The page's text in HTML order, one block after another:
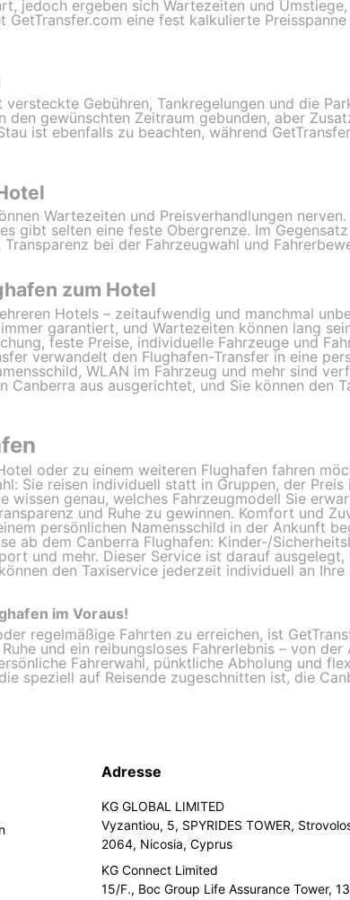
jedoch ergeben sich Wartezeiten und
eine fest kalkulierte
Gebühren, Tankregelungen und die
den gewünschten Zeitraum gebunden, aber
ist ebenfalls zu beachten, während
Wartezeiten und Preisverhandlungen
gibt selten eine feste Obergrenze. Im
bei der Fahrzeugwahl und
zum Hotel
Hotels – zeitaufwendig und manchmal
garantiert, und Wartezeiten können lang
feste Preise, individuelle Fahrzeuge und
verwandelt den Flughafen-Transfer in eine
WLAN im Fahrzeug und mehr sind
aus ausgerichtet, und Sie können den
oder zu einem weiteren Flughafen fahren
Sie reisen individuell statt in Gruppen, der Preis
genau, welches Fahrzeugmodell Sie
und Ruhe zu gewinnen. Komfort und
persönlichen Namensschild in der Ankunft
ab dem Canberra Flughafen: Kinder-/
und mehr. Dieser Service ist darauf
den Taxiservice jederzeit individuell an Ihre
im Voraus!
regelmäßige Fahrten zu erreichen, ist
und ein reibungsloses Fahrerlebnis – von
Fahrerwahl, pünktliche Abholung und
speziell auf Reisende zugeschnitten ist, die
Adresse
KG GLOBAL LIMITED
Vyzantiou, 5, SPYRIDES TOWER,
2064, Nicosia, Cyprus
KG Connect Limited
15/F., Boc Group Life Assurance Tower,